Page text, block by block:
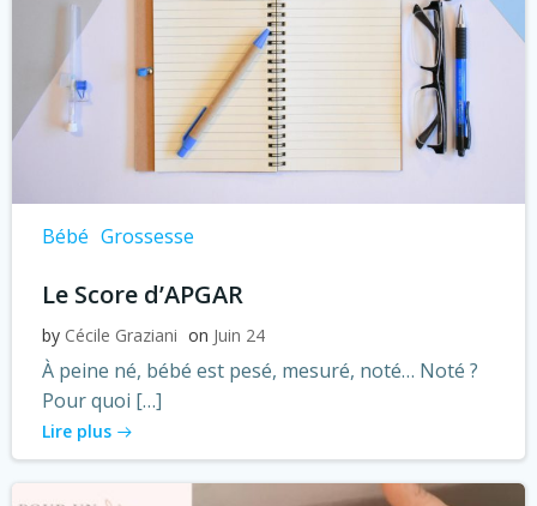
Bébé Grossesse
Le Score d’APGAR
by Cécile Graziani on Juin 24
À peine né, bébé est pesé, mesuré, noté… Noté ?
Pour quoi […]
Lire plus